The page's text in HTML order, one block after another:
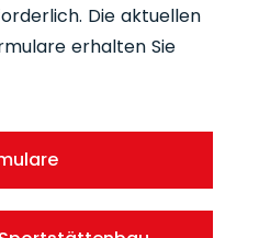
Die aktuellen
erhalten Sie